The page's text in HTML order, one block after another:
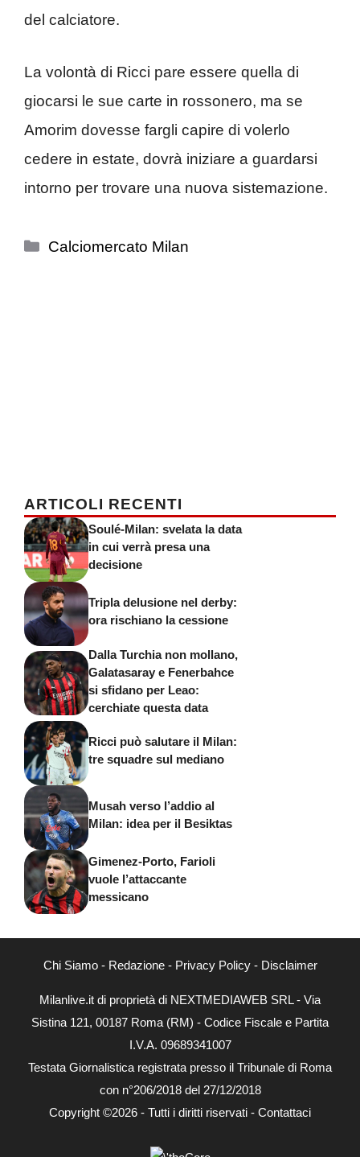
del calciatore.
La volontà di Ricci pare essere quella di
giocarsi le sue carte in rossonero, ma se
Amorim dovesse fargli capire di volerlo
cedere in estate, dovrà iniziare a guardarsi
intorno per trovare una nuova sistemazione.
Categorie
Calciomercato Milan
ARTICOLI RECENTI
Soulé-Milan: svelata la data
in cui verrà presa una
decisione
Tripla delusione nel derby:
ora rischiano la cessione
Dalla Turchia non mollano,
Galatasaray e Fenerbahce
si sfidano per Leao:
cerchiate questa data
Ricci può salutare il Milan:
tre squadre sul mediano
Musah verso l’addio al
Milan: idea per il Besiktas
Gimenez-Porto, Farioli
vuole l’attaccante
messicano
Chi Siamo- Redazione- Privacy Policy- Disclaimer
Milanlive.it di proprietà di NEXTMEDIAWEB SRL - Via
Sistina 121, 00187 Roma (RM) - Codice Fiscale e Partita
I.V.A. 09689341007
Testata Giornalistica registrata presso il Tribunale di Roma
con n°206/2018 del 27/12/2018
Copyright ©2026 - Tutti i diritti riservati - Contattaci